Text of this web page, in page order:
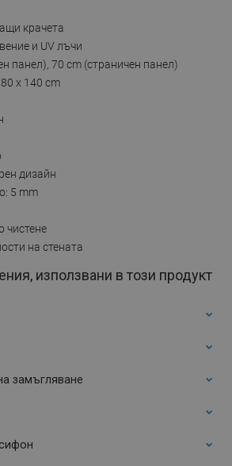
крачета
и UV лъчи
панел), 70 cm (страничен панел)
x 140 cm
дизайн
5 mm
чистене
на стената
използвани в този продукт
замъгляване